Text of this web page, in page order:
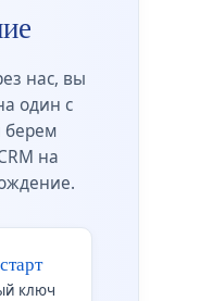
нас, вы
один с
берем
на
ключ